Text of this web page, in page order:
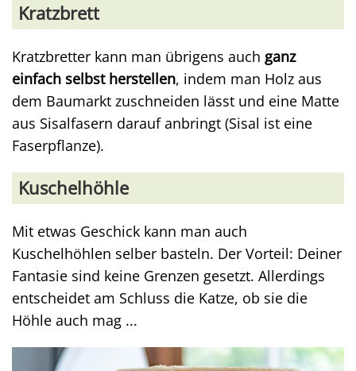
Kratzbrett
Kratzbretter kann man übrigens auch ganz
einfach selbst herstellen, indem man Holz aus
dem Baumarkt zuschneiden lässt und eine Matte
aus Sisalfasern darauf anbringt (Sisal ist eine
Faserpflanze).
Kuschelhöhle
Mit etwas Geschick kann man auch
Kuschelhöhlen selber basteln. Der Vorteil: Deiner
Fantasie sind keine Grenzen gesetzt. Allerdings
entscheidet am Schluss die Katze, ob sie die
Höhle auch mag ...